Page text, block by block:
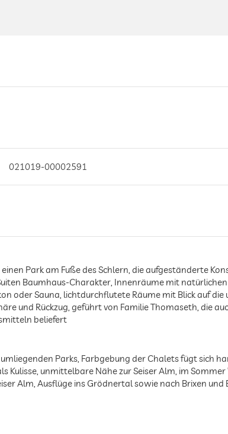
021019-00002591
Park am Fuße des Schlern, die aufgeständerte
Baumhaus-Charakter, Innenräume mit
oder Sauna, lichtdurchflutete Räume mit Blick auf die
und Rückzug, geführt von Familie Thomaseth, die
beliefert
Parks, Farbgebung der Chalets fügt sich
Kulisse, unmittelbare Nähe zur Seiser Alm, im
Alm, Ausflüge ins Grödnertal sowie nach Brixen und